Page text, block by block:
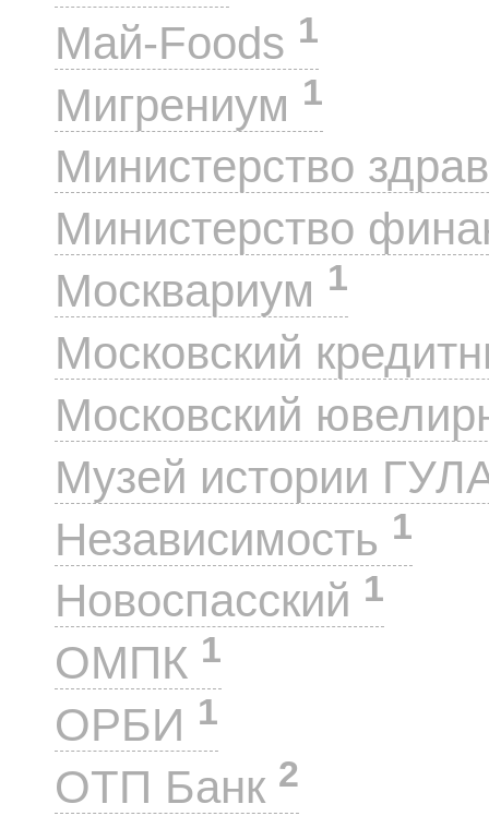
Май-Foods 1
Мигрениум 1
Министерство
Министерство
Москвариум 1
Московский
Московский
Музей истории
Независимость 1
Новоспасский 1
ОМПК 1
ОРБИ 1
ОТП Банк 2